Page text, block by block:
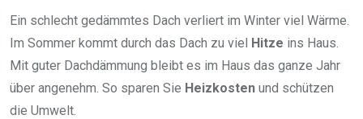
Ein schlecht gedämmtes Dach verliert im Winter viel Wärme.
Im Sommer kommt durch das Dach zu viel Hitze ins Haus.
Mit guter Dachdämmung bleibt es im Haus das ganze Jahr
über angenehm. So sparen Sie Heizkosten und schützen
die Umwelt.